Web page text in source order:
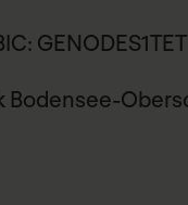
GENODES1TET
Bodensee-